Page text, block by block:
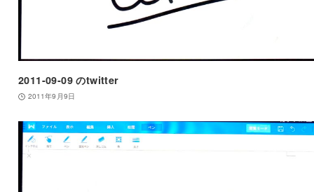
2011-09-09 のtwitter
2011年9月9日